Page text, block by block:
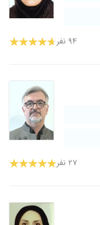
۹۴ نفر
۲۷ نفر